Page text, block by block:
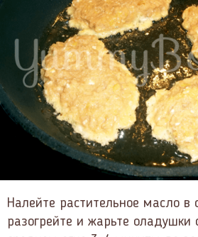
Налейте растительное масло в
разогрейте и жарьте оладушки